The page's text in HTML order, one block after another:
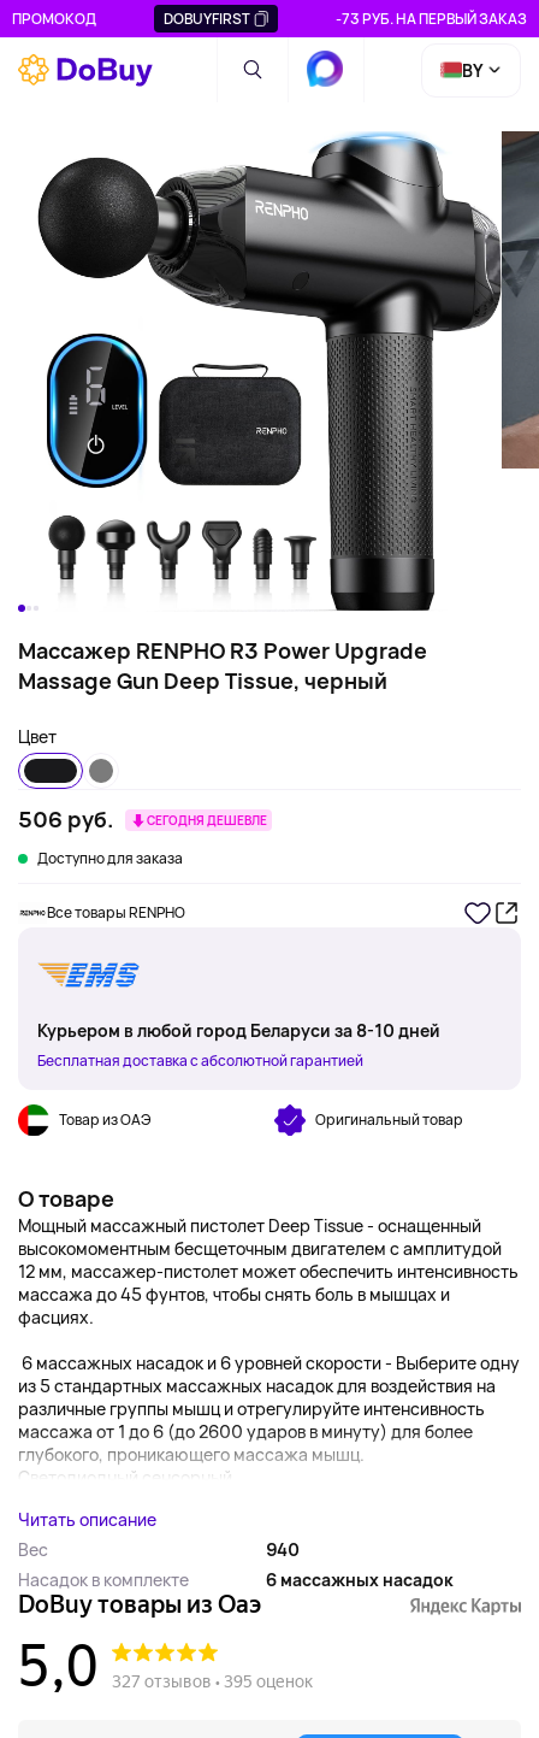
ПРОМОКОД DOBUYFIRST -73 РУБ. НА ПЕРВЫЙ ЗАКАЗ
BY
Массажер RENPHO R3 Power Upgrade
Massage Gun Deep Tissue, черный
Цвет
506 руб. СЕГОДНЯ ДЕШЕВЛЕ
Доступно для заказа
Все товары RENPHO
Курьером в любой город Беларуси за 8-10 дней
Бесплатная доставка с абсолютной гарантией
Товар из ОАЭ Оригинальный товар
О товаре
Мощный массажный пистолет Deep Tissue - оснащенный
высокомоментным бесщеточным двигателем с амплитудой
12 мм, массажер-пистолет может обеспечить интенсивность
массажа до 45 фунтов, чтобы снять боль в мышцах и
фасциях.
6 массажных насадок и 6 уровней скорости - Выберите одну
из 5 стандартных массажных насадок для воздействия на
различные группы мышц и отрегулируйте интенсивность
массажа от 1 до 6 (до 2600 ударов в минуту) для более
глубокого, проникающего массажа мышц.
Светодиодный сенсорный...
Читать описание
Вес
940
Насадок в комплекте
6 массажных насадок